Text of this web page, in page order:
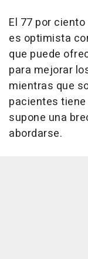
El 77 por
es optimista
que puede
para mejorar
mientras que
pacientes
supone una
abordarse.